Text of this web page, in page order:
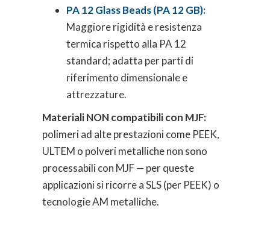
PA 12 Glass Beads (PA 12 GB):
Maggiore rigidità e resistenza
termica rispetto alla PA 12
standard; adatta per parti di
riferimento dimensionale e
attrezzature.
Materiali NON compatibili con MJF:
polimeri ad alte prestazioni come PEEK,
ULTEM o polveri metalliche non sono
processabili con MJF — per queste
applicazioni si ricorre a SLS (per PEEK) o
tecnologie AM metalliche.